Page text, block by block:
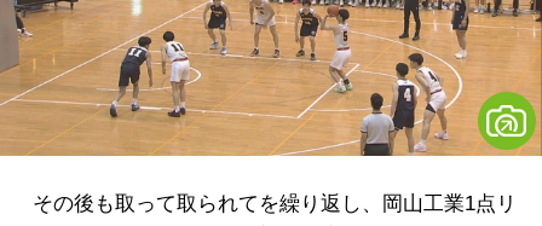
その後も取って取られてを繰り返し、岡山工業1点リ